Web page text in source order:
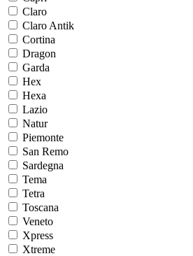
Claro
Claro Antik
Cortina
Dragon
Garda
Hex
Hexa
Lazio
Natur
Piemonte
San Remo
Sardegna
Tema
Tetra
Toscana
Veneto
Xpress
Xtreme